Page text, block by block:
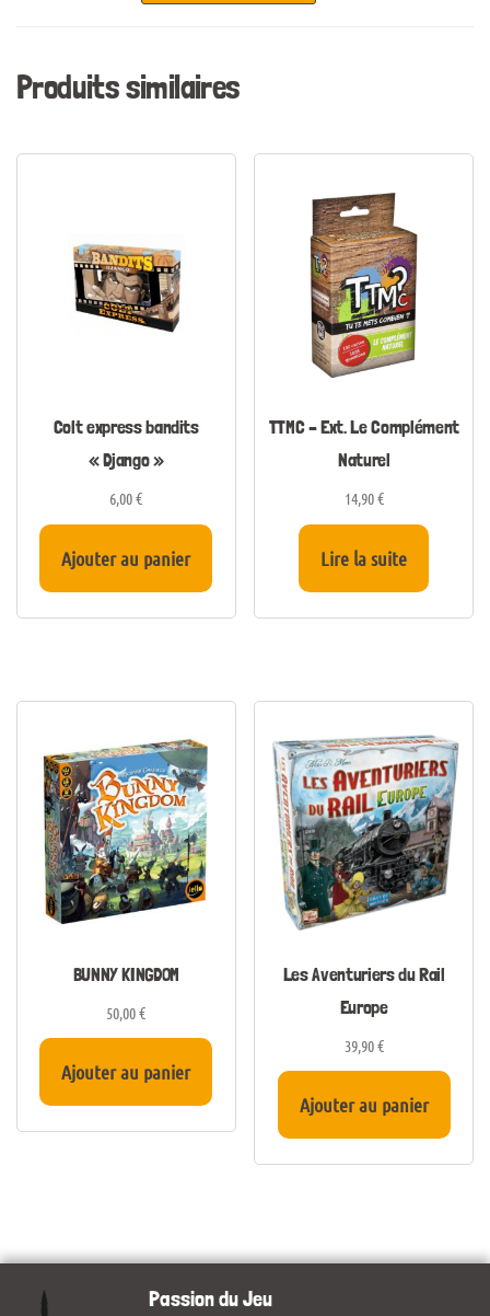
Produits similaires
Colt express bandits
« Django »
6,00€
Ajouter au panier
TTMC – Ext. Le Complément
Naturel
14,90€
Lire la suite
BUNNY KINGDOM
50,00€
Ajouter au panier
Les Aventuriers du Rail
Europe
39,90€
Ajouter au panier
Passion du Jeu